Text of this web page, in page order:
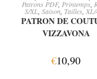
Patrons PDF, Printemps,
S/XL, Saison, Tailles,
PATRON DE
VIZZAVONA
€10,90